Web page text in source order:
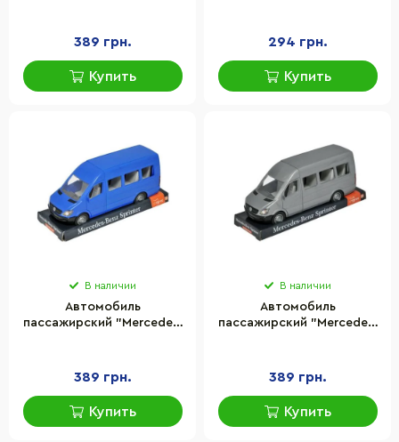
389 грн.
Купить
294 грн.
Купить
В наличии
Автомобиль
пассажирский "Mercedes-
389 грн.
Купить
В наличии
Автомобиль
пассажирский "Mercedes-
389 грн.
Купить